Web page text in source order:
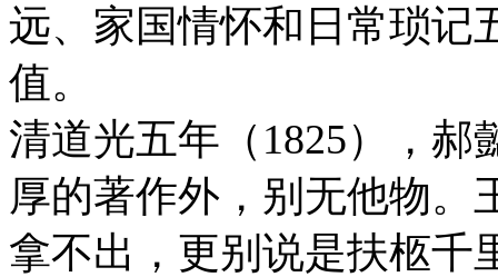
远、家国情怀和日常琐记
值。
清道光五年（1825），
厚的著作外，别无他物。
拿不出，更别说是扶柩千